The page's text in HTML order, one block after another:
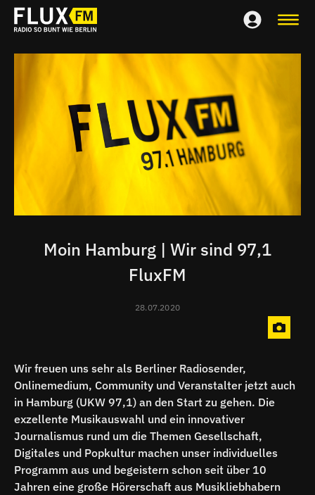
Moin Hamburg | Wir sind 97,1
FluxFM
28.07.2020
Wir freuen uns sehr als Berliner Radiosender,
Onlinemedium, Community und Veranstalter jetzt auch
in Hamburg (UKW 97,1) an den Start zu gehen. Die
exzellente Musikauswahl und ein innovativer
Journalismus rund um die Themen Gesellschaft,
Digitales und Popkultur machen unser individuelles
Programm aus und begeistern schon seit über 10
Jahren eine große Hörerschaft aus Musikliebhabern